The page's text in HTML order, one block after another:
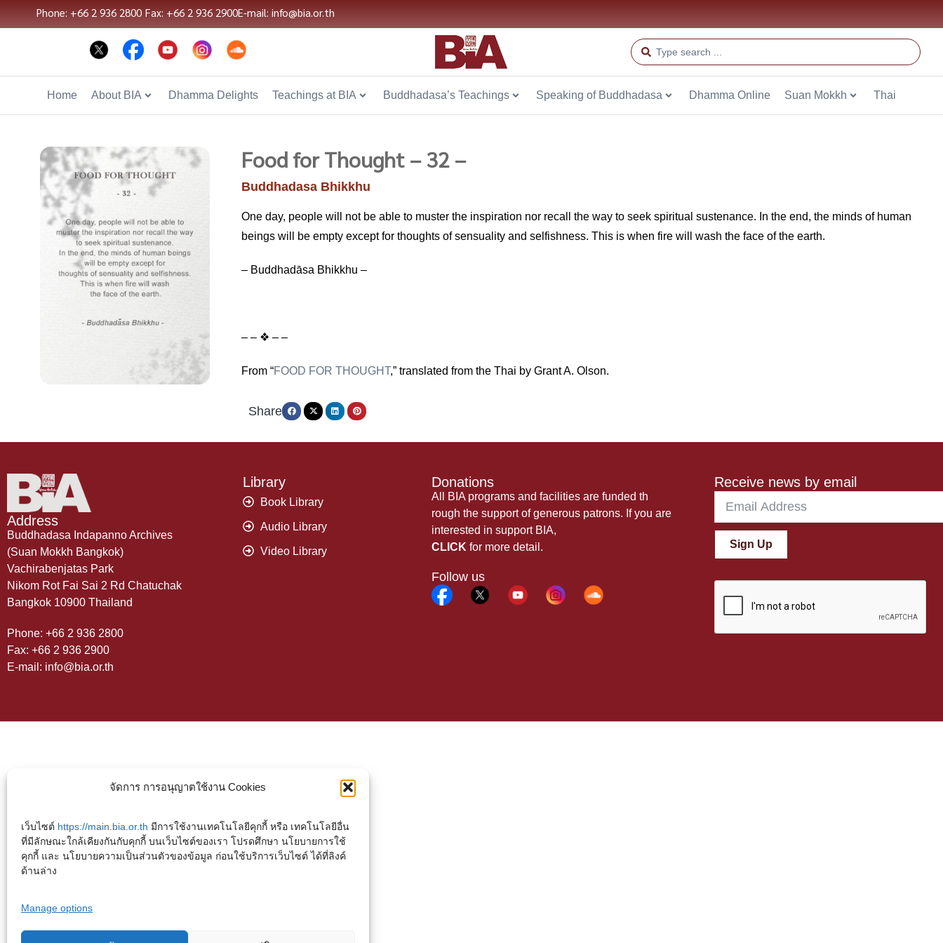
จัดการ การอนุญาตใช้งาน Cookies
เว็บไซต์ https://main.bia.or.th มีการใช้งานเทคโนโลยีคุกกี้ หรือ เทคโนโลยีอื่น
ที่มีลักษณะใกล้เคียงกันกับคุกกี้ บนเว็บไซต์ของเรา โปรดศึกษา นโยบายการใช้
คุกกี้ และ นโยบายความเป็นส่วนตัวของข้อมูล ก่อนใช้บริการเว็บไซต์ ได้ที่ลิงค์
ด้านล่าง
Manage options
Phone: +66 2 936 2800 Fax: +66 2 936 2900E-mail: info@bia.or.th
Home About BIA Dhamma Delights Teachings at BIA Buddhadasa’s Teachings Speaking of Buddhadasa Dhamma Online Suan Mokkh Thai
Food for Thought – 32 –
Buddhadasa Bhikkhu
One day, people will not be able to muster the inspiration nor recall the way to seek spiritual sustenance. In the end, the minds of human
beings will be empty except for thoughts of sensuality and selfishness. This is when fire will wash the face of the earth.
– Buddhadāsa Bhikkhu –
– – ❖ – –
From “FOOD FOR THOUGHT,” translated from the Thai by Grant A. Olson.
Share
Address
Buddhadasa Indapanno Archives
(Suan Mokkh Bangkok)
Vachirabenjatas Park
Nikom Rot Fai Sai 2 Rd Chatuchak
Bangkok 10900 Thailand
Phone: +66 2 936 2800
Fax: +66 2 936 2900
E-mail: info@bia.or.th
Library
Book Library
Audio Library
Video Library
Donations
All BIA programs and facilities are funded th
rough the support of generous patrons. If you are
interested in support BIA,
CLICK for more detail.
Follow us
Receive news by email
Sign Up